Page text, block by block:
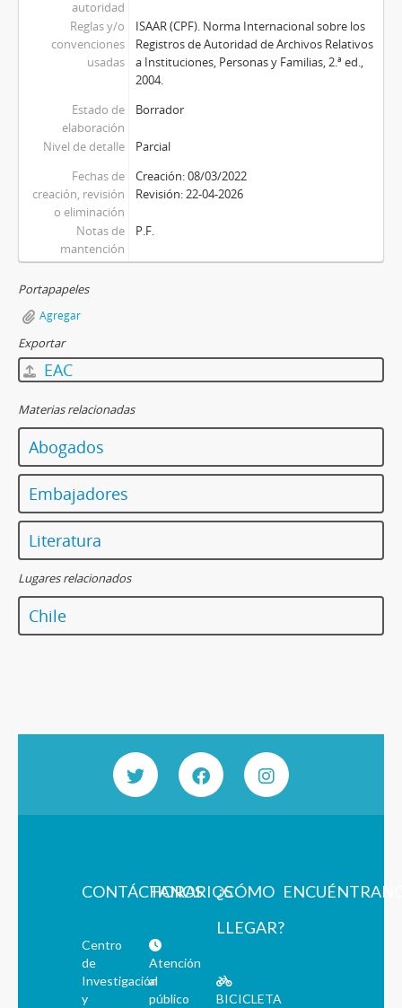
autoridad
Reglas y/o
convenciones
usadas
ISAAR (CPF). Norma Internacional sobre los
Registros de Autoridad de Archivos Relativos
a Instituciones, Personas y Familias, 2.ª ed.,
2004.
Estado de
elaboración
Borrador
Nivel de detalle
Parcial
Fechas de
creación, revisión
o eliminación
Creación: 08/03/2022
Revisión: 22-04-2026
Notas de
mantención
P.F.
Portapapeles
Agregar
Exportar
EAC
Materias relacionadas
Abogados
Embajadores
Literatura
Lugares relacionados
Chile
CONTÁCTANOS
Centro
de
Investigación
y
HORARIOS
Atención
al
público
¿CÓMO
LLEGAR?
BICICLETA